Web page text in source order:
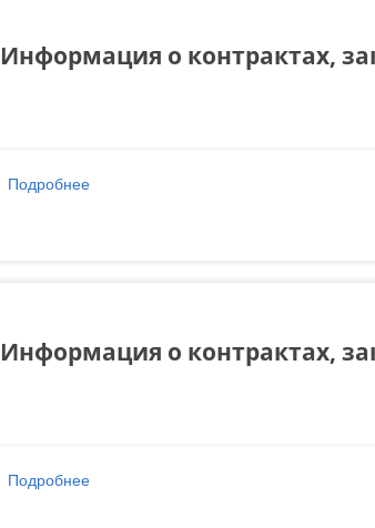
Информация о контрактах,
Подробнее
Информация о контрактах,
Подробнее